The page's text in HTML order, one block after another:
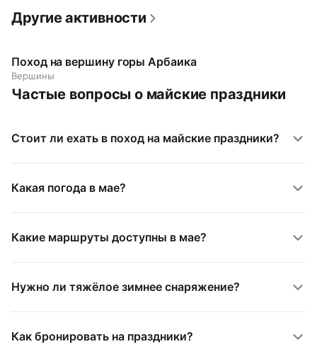
Другие активности
Поход на вершину горы Арбаика
Вершины
Частые вопросы о майские праздники
Стоит ли ехать в поход на майские праздники?
Какая погода в мае?
Какие маршруты доступны в мае?
Нужно ли тяжёлое зимнее снаряжение?
Как бронировать на праздники?